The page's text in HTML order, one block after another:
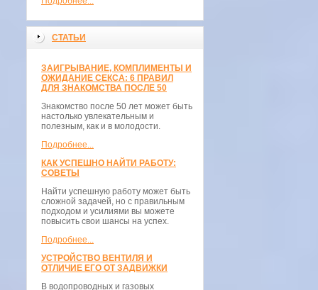
СТАТЬИ
ЗАИГРЫВАНИЕ, КОМПЛИМЕНТЫ И
ОЖИДАНИЕ СЕКСА: 6 ПРАВИЛ
ДЛЯ ЗНАКОМСТВА ПОСЛЕ 50
Знакомство после 50 лет может быть
настолько увлекательным и
полезным, как и в молодости.
Подробнее...
КАК УСПЕШНО НАЙТИ РАБОТУ:
СОВЕТЫ
Найти успешную работу может быть
сложной задачей, но с правильным
подходом и усилиями вы можете
повысить свои шансы на успех.
Подробнее...
УСТРОЙСТВО ВЕНТИЛЯ И
ОТЛИЧИЕ ЕГО ОТ ЗАДВИЖКИ
В водопроводных и газовых